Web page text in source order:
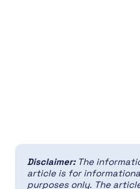
Disclaimer: The
article is for
purposes only. The